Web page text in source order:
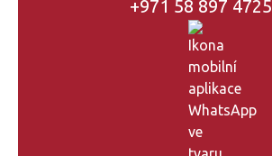
+971 58 897 4725